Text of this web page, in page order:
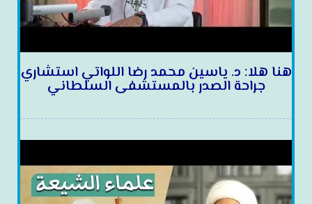
هنا هلا: د. ياسين محمد رضا اللواتي استشاري
جراحة الصدر بالمستشفى السلطاني